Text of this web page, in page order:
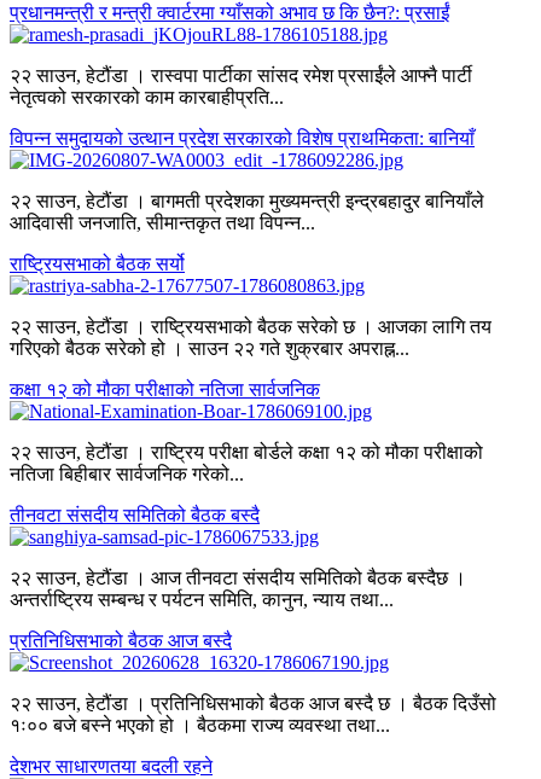
प्रधानमन्त्री र मन्त्री क्वार्टरमा ग्याँसको अभाव छ कि छैन?: प्रसाईं
२२ साउन, हेटौंडा । रास्वपा पार्टीका सांसद रमेश प्रसाईंले आफ्नै पार्टी
नेतृत्वको सरकारको काम कारबाहीप्रति...
विपन्न समुदायको उत्थान प्रदेश सरकारको विशेष प्राथमिकता: बानियाँ
२२ साउन, हेटौंडा । बागमती प्रदेशका मुख्यमन्त्री इन्द्रबहादुर बानियाँले
आदिवासी जनजाति, सीमान्तकृत तथा विपन्न...
राष्ट्रियसभाको बैठक सर्यो
२२ साउन, हेटौंडा । राष्ट्रियसभाको बैठक सरेको छ । आजका लागि तय
गरिएको बैठक सरेको हो । साउन २२ गते शुक्रबार अपराह्न...
कक्षा १२ को मौका परीक्षाको नतिजा सार्वजनिक
२२ साउन, हेटौंडा । राष्ट्रिय परीक्षा बोर्डले कक्षा १२ को मौका परीक्षाको
नतिजा बिहीबार सार्वजनिक गरेको...
तीनवटा संसदीय समितिको बैठक बस्दै
२२ साउन, हेटौंडा । आज तीनवटा संसदीय समितिको बैठक बस्दैछ ।
अन्तर्राष्ट्रिय सम्बन्ध र पर्यटन समिति, कानुन, न्याय तथा...
प्रतिनिधिसभाको बैठक आज बस्दै
२२ साउन, हेटौंडा । प्रतिनिधिसभाको बैठक आज बस्दै छ । बैठक दिउँसो
१ः०० बजे बस्ने भएको हो । बैठकमा राज्य व्यवस्था तथा...
देशभर साधारणतया बदली रहने